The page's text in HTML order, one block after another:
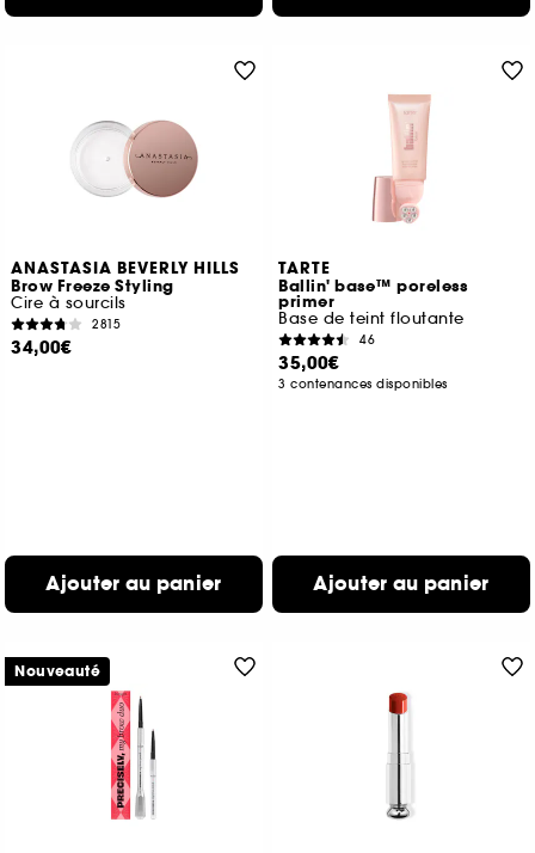
ANASTASIA BEVERLY HILLS
Brow Freeze Styling
Cire à sourcils
2815
34,00€
Ajouter au panier
TARTE
Ballin' base™ poreless
primer
Base de teint floutante
46
35,00€
3 contenances disponibles
Ajouter au panier
Nouveauté